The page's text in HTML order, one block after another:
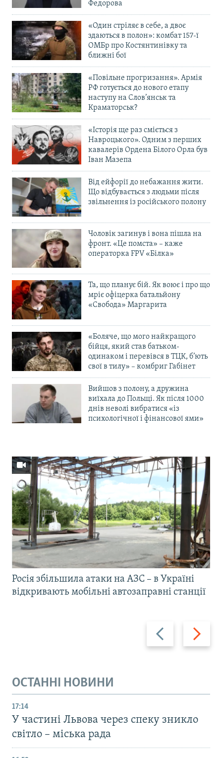
Федорова
«Один стріляє в себе, а двоє
здаються в полон»: комбат 157-ї
ОМБр про Костянтинівку та
ближні бої
«Повільне прогризання». Армія
РФ готується до нового етапу
наступу на Слов’янськ та
Краматорськ?
«Історія ще раз сміється з
Навроцького». Одним з перших
кавалерів Ордена Білого Орла був
Іван Мазепа
Від ейфорії до небажання жити.
Що відбувається з людьми після
звільнення із російського полону
Чоловік загинув і вона пішла на
фронт. «Це помста» – каже
операторка FPV «Білка»
Та, що планує бій. Як воює і про що
мріє офіцерка батальйону
«Свобода» Маргарита
«Боляче, що мого найкращого
бійця, який став батьком-
одинаком і перевівся в ТЦК, б’ють
свої в тилу» – комбриг Габінет
Вийшов з полону, а дружина
виїхала до Польщі. Як після 1000
днів неволі вибратися «із
психологічної і фінансової ями»
Назад Вперед
Росія збільшила атаки на АЗС – в Україні
відкривають мобільні автозаправні станції
ОСТАННІ НОВИНИ
17:14
У частині Львова через спеку зникло
світло – міська рада